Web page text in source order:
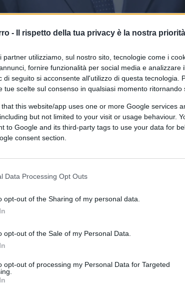
- Il rispetto della tua privacy è la nostra priorità
partner utilizziamo, sul nostro sito, tecnologie come i
fornire funzionalità per social media e analizzare
di seguito si acconsente all'utilizzo di questa tecnologia.
tue scelte sul consenso in qualsiasi momento ritornando
that this website/app uses one or more Google services
but not limited to your visit or usage behaviour.
to Google and its third-party tags to use your data for
consent section.
Data Processing Opt Outs
opt-out of the Sharing of my personal data.
opt-out of the Sale of my Personal Data.
opt-out of processing my Personal Data for Targeted
, nuovo partito guidato dall’ex segretario
che figlio della coppia penta-piddina,
di quella suocera occhiuta,
pronta a intervenire nelle
pieghe poco confacenti agli interessi
riedizione del Pentapartito a sostegno
e Maie, il quale di fatto si risolve in un
atteggiarsi a regista delle attività di
arrivati al “Giuseppe, stai sereno”.
stretti, la mozione di fiducia è
Proprio